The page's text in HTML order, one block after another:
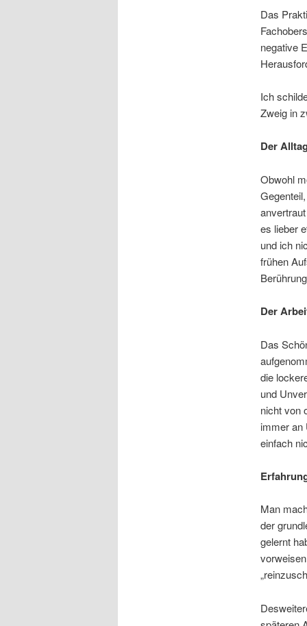
Das
negative
Ich
Zweig in
Der Alltag
Obwohl
es lieber
und ich
frühen
Der
Das
die
und
nicht von
immer an
einfach
Man
der
gelernt